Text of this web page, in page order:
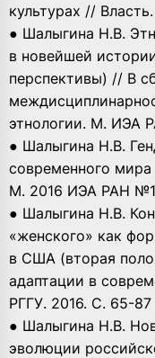
культурах //
● Шалыгина Н.В.
в новейшей
перспективы) // В
этнологии. М. ИЭА
● Шалыгина Н.В.
современного
М. 2016 ИЭА РАН
● Шалыгина Н.В.
«женского» как
в США (вторая
адаптации в
РГГУ. 2016. С. 65-87
● Шалыгина Н.В.
эволюции